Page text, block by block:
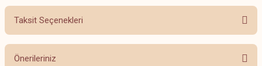
Ürün hakkında henüz soru sorulmamış.
Taksit Seçenekleri
Önerileriniz